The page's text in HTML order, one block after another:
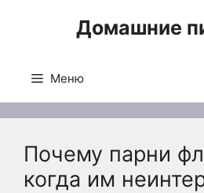
Домашние
Меню
Почему парни
когда им